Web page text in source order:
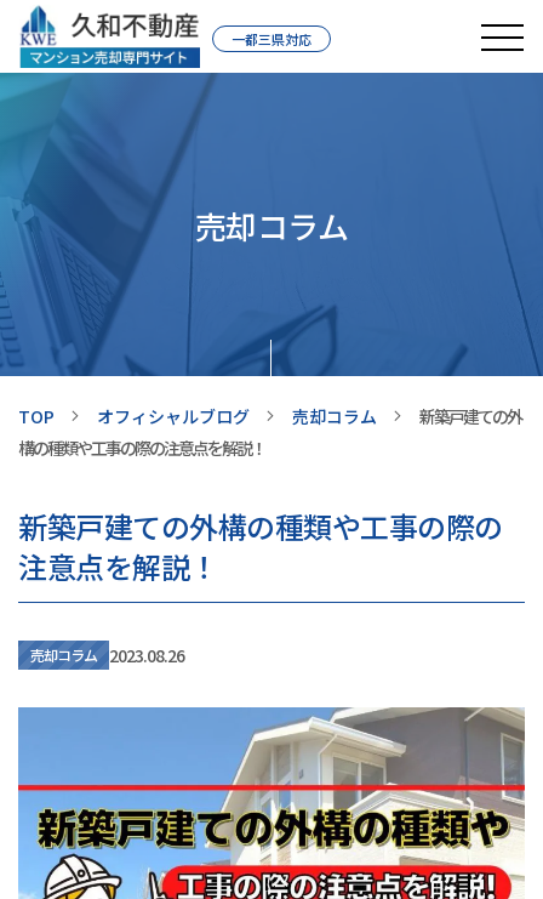
一都三県対応
売却コラム
TOP オフィシャルブログ 売却コラム
新築戸建ての外
構の種類や工事の際の注意点を解説！
新築戸建ての外構の種類や工事の際の
注意点を解説！
売却コラム 2023.08.26